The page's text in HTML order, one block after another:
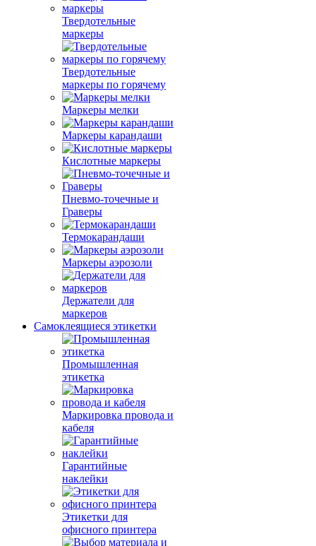
Твердотельные
маркеры
Твердотельные
маркеры по горячему
Маркеры мелки
Маркеры карандаши
Кислотные маркеры
Пневмо-точечные и
Граверы
Термокарандаши
Маркеры аэрозоли
Держатели для
маркеров
Самоклеящиеся этикетки
Промышленная
этикетка
Маркировка провода и
кабеля
Гарантийные
наклейки
Этикетки для
офисного принтера